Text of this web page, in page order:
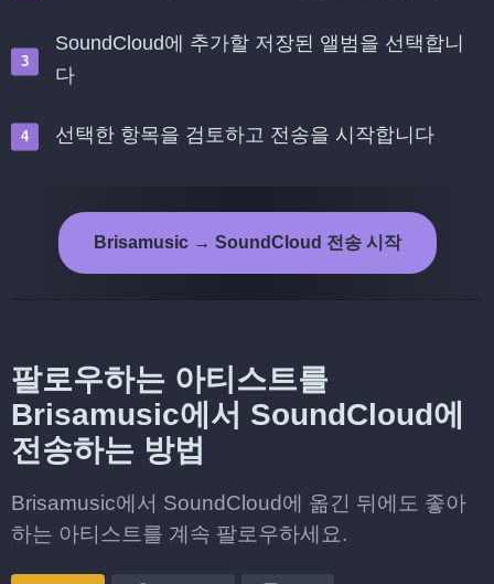
SoundCloud에 추가할 저장된 앨범을 선택합니
다
선택한 항목을 검토하고 전송을 시작합니다
Brisamusic → SoundCloud 전송 시작
팔로우하는 아티스트를
Brisamusic에서 SoundCloud에
전송하는 방법
Brisamusic에서 SoundCloud에 옮긴 뒤에도 좋아
하는 아티스트를 계속 팔로우하세요.